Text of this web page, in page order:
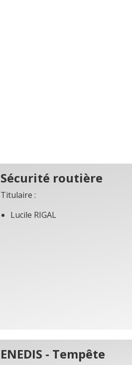
Sécurité routière
Titulaire :
Lucile RIGAL
ENEDIS - Tempête